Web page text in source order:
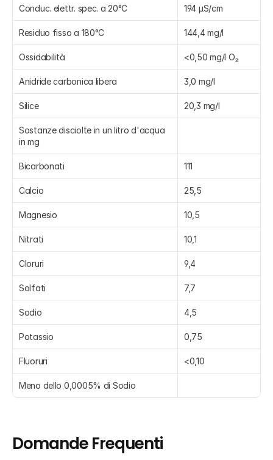
Conduc. elettr. spec. a 20°C 194 μS/cm
Residuo fisso a 180°C 144,4 mg/l
Ossidabilità <0,50 mg/l O₂
Anidride carbonica libera 3,0 mg/l
Silice 20,3 mg/l
Sostanze disciolte in un litro d'acqua
in mg
Bicarbonati 111
Calcio 25,5
Magnesio 10,5
Nitrati 10,1
Cloruri 9,4
Solfati 7,7
Sodio 4,5
Potassio 0,75
Fluoruri <0,10
Meno dello 0,0005% di Sodio
Domande Frequenti